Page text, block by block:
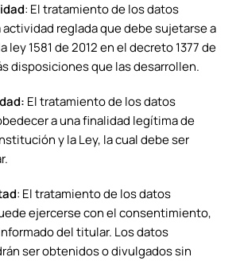
: El tratamiento de los datos
reglada que debe sujetarse a
ley 1581 de 2012 en el decreto 1377 de
disposiciones que las desarrollen.
El tratamiento de los datos
a una finalidad legítima de
y la Ley, la cual debe ser
: El tratamiento de los datos
ejercerse con el consentimiento,
del titular. Los datos
ser obtenidos o divulgados sin